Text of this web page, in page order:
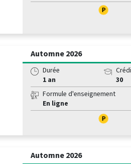
Automne 2026
Durée
1 an
30
Formule d'enseignement
En ligne
Automne 2026